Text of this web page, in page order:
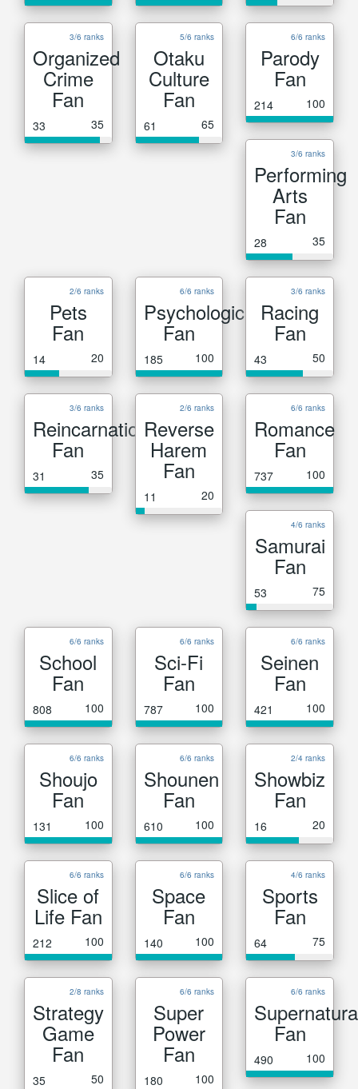
3/6 ranks
Organized
Crime
Fan
33 35
5/6 ranks
Otaku
Culture
Fan
61 65
6/6 ranks
Parody
Fan
214 100
3/6 ranks
Performing
Arts
Fan
28 35
2/6 ranks
Pets
Fan
14 20
6/6 ranks
Psychological
Fan
185 100
3/6 ranks
Racing
Fan
43 50
3/6 ranks
Reincarnation
Fan
31 35
2/6 ranks
Reverse
Harem
Fan
11 20
6/6 ranks
Romance
Fan
737 100
4/6 ranks
Samurai
Fan
53 75
6/6 ranks
School
Fan
808 100
6/6 ranks
Sci-Fi
Fan
787 100
6/6 ranks
Seinen
Fan
421 100
6/6 ranks
Shoujo
Fan
131 100
6/6 ranks
Shounen
Fan
610 100
2/4 ranks
Showbiz
Fan
16 20
6/6 ranks
Slice of
Life Fan
212 100
6/6 ranks
Space
Fan
140 100
4/6 ranks
Sports
Fan
64 75
2/8 ranks
Strategy
Game
Fan
35 50
6/6 ranks
Super
Power
Fan
180 100
6/6 ranks
Fan
490 100